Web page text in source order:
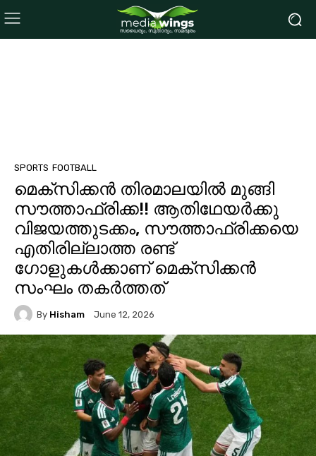
SPORTS FOOTBALL
മെക്‌സിക്കന്‍ തിരമാലയില്‍ മുങ്ങി
സൗത്താഫ്രിക്ക!! ആതിഥേയര്‍ക്കു
വിജയത്തുടക്കം, സൗത്താഫ്രിക്കയെ
എതിരില്ലാത്ത രണ്ട്
ഗോളുകള്‍ക്കാണ് മെക്സിക്കൻ
സംഘം തകർത്തത്
By Hisham June 12, 2026